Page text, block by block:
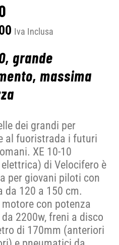
Iva Inclusa
grande
massima
dei grandi per
al fuoristrada i futuri
XE 10-10
di Velocifero è
per giovani piloti con
da 120 a 150 cm.
con potenza
2200w, freni a disco
di 170mm (anteriori